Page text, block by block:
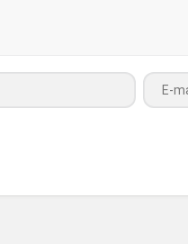
Ваш e-